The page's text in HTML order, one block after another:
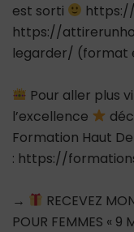
est sorti
https://
legarder/ (format
Pour aller plus
l’excellence
Formation Haut
: https://
→
RECEVEZ
POUR FEMMES « 9